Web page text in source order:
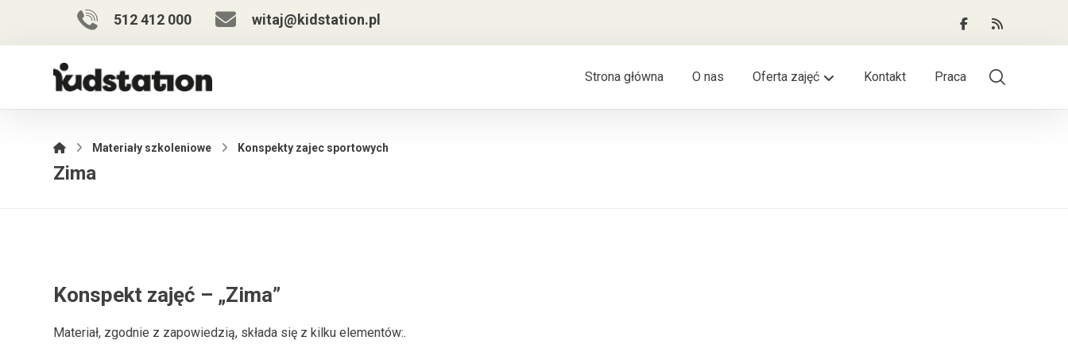
512 412 000 witaj@kidstation.pl
Strona główna O nas Oferta zajęć Kontakt Praca
Materiały szkoleniowe Konspekty zajec sportowych
Zima
Konspekt zajęć – „Zima”
Materiał, zgodnie z zapowiedzią, składa się z kilku elementów:.